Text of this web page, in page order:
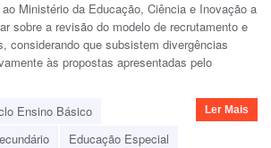
Ministério da Educação, Ciência e Inovação a
sobre a revisão do modelo de recrutamento e
considerando que subsistem divergências
às propostas apresentadas pelo
Ensino Básico
Educação Especial
Ler Mais